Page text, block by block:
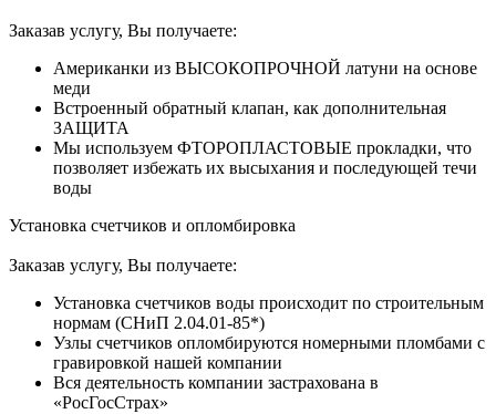
Заказав услугу, Вы получаете:
Американки из ВЫСОКОПРОЧНОЙ латуни на основе
меди
Встроенный обратный клапан, как дополнительная
ЗАЩИТА
Мы используем ФТОРОПЛАСТОВЫЕ прокладки, что
позволяет избежать их высыхания и последующей течи
воды
Установка счетчиков и опломбировка
Заказав услугу, Вы получаете:
Установка счетчиков воды происходит по строительным
нормам (СНиП 2.04.01-85*)
Узлы счетчиков опломбируются номерными пломбами с
гравировкой нашей компании
Вся деятельность компании застрахована в
«РосГосСтрах»